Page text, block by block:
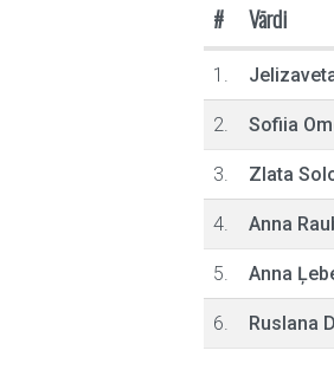
# Vārdi
1.
2. Sofiia
3. Zlata
4. Anna
5. Anna
6. Ruslana